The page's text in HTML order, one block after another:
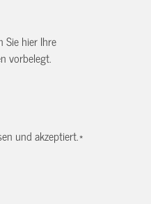
Sie hier Ihre
vorbelegt.
und akzeptiert.*